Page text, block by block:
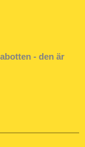
- den är